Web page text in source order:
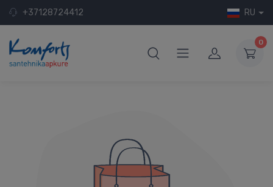
+37128724412 RU
0